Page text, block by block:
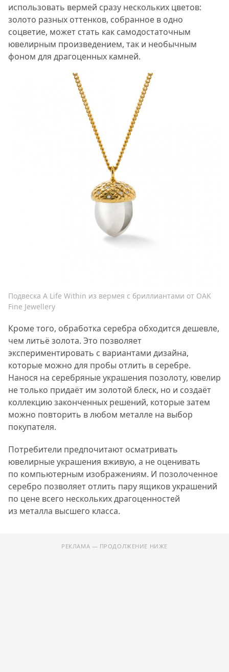
использовать вермей сразу нескольких цветов:
золото разных оттенков, собранное в одно
соцветие, может стать как самодостаточным
ювелирным произведением, так и необычным
фоном для драгоценных камней.
Подвеска A Life Within из вермея с бриллиантами от OAK
Fine Jewellery
Кроме того, обработка серебра обходится дешевле,
чем литьё золота. Это позволяет
экспериментировать с вариантами дизайна,
которые можно для пробы отлить в серебре.
Нанося на серебряные украшения позолоту, ювелир
не только придаёт им золотой блеск, но и создаёт
коллекцию законченных решений, которые затем
можно повторить в любом металле на выбор
покупателя.
Потребители предпочитают осматривать
ювелирные украшения вживую, а не оценивать
по компьютерным изображениям. И позолоченное
серебро позволяет отлить пару ящиков украшений
по цене всего нескольких драгоценностей
из металла высшего класса.
РЕКЛАМА — ПРОДОЛЖЕНИЕ НИЖЕ